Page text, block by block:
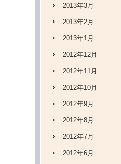
2013年3月
2013年2月
2013年1月
2012年12月
2012年11月
2012年10月
2012年9月
2012年8月
2012年7月
2012年6月